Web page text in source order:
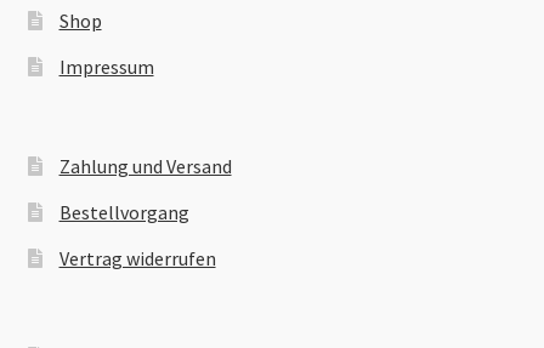
Shop
Impressum
Zahlung und Versand
Bestellvorgang
Vertrag widerrufen